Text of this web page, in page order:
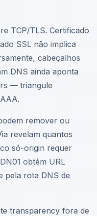
TCP/TLS. Certificado
SSL não implica
cabeçalhos
DNS ainda aponta
— triangule
remover ou
revelam quantos
só-origin requer
obtém URL
pela rota DNS de
transparency fora de